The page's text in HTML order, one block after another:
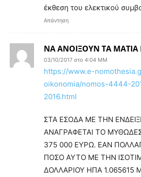
έκθεση του ελεκτικού
Απάντηση
ΝΑ ΑΝΟΙΞΟΥΝ ΤΑ
03/10/2017 στο 4:04 ΜΜ
https://www.e-
oikonomia/nomos-4444-
2016.html
ΣΤΑ ΕΣΟΔΑ ΜΕ ΤΗΝ
ΑΝΑΓΡΑΦΕΤΑΙ ΤΟ
375 000 ΕΥΡΩ. ΕΑΝ
ΠΟΣΟ ΑΥΤΟ ΜΕ ΤΗΝ
ΔΟΛΛΑΡΙΟΥ ΗΠΑ 1.065615